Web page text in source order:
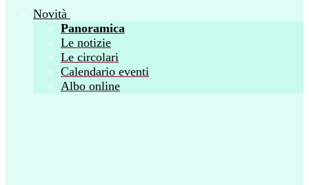
Novità
Panoramica
Le notizie
Le circolari
Calendario eventi
Albo online